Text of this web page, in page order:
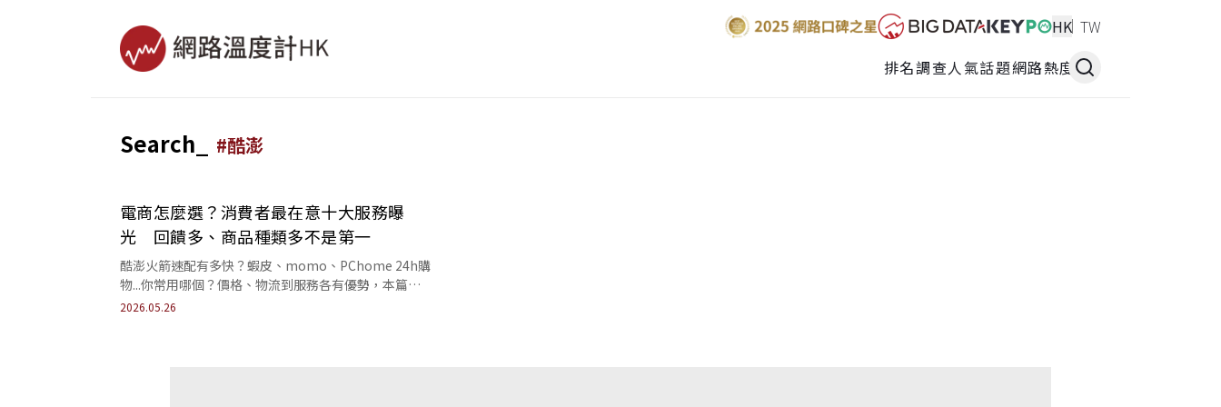
HK TW
排名調查人氣話題網路熱度
Search_ #酷澎
電商怎麼選？消費者最在意十大服務曝
光 回饋多、商品種類多不是第一
酷澎火箭速配有多快？蝦皮、momo、PChome 24h購
物...你常用哪個？價格、物流到服務各有優勢，本篇分
享如何挑選最符合你需求的選擇。
2026.05.26